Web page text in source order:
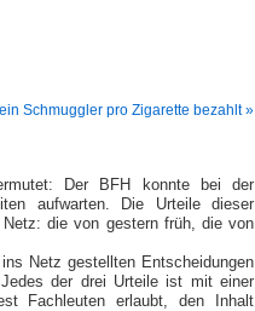
Schmuggler pro Zigarette bezahlt »
Der BFH konnte bei der
aufwarten. Die Urteile dieser
die von gestern früh, die von
Netz gestellten Entscheidungen
der drei Urteile ist mit einer
Fachleuten erlaubt, den Inhalt